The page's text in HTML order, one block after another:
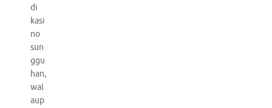
di
kasi
no
sun
ggu
han,
wal
aup